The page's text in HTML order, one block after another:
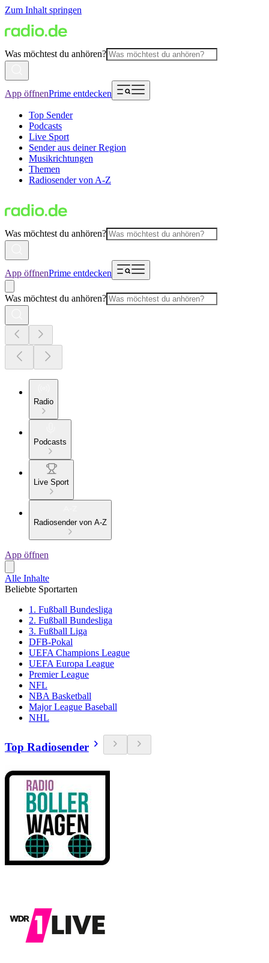
Zum Inhalt springen
Was möchtest du anhören?
App öffnenPrime entdecken
Top Sender
Podcasts
Live Sport
Sender aus deiner Region
Musikrichtungen
Themen
Radiosender von A-Z
Was möchtest du anhören?
App öffnenPrime entdecken
Was möchtest du anhören?
Radio
Podcasts
Live Sport
Radiosender von A-Z
App öffnen
Alle Inhalte
Beliebte Sportarten
1. Fußball Bundesliga
2. Fußball Bundesliga
3. Fußball Liga
DFB-Pokal
UEFA Champions League
UEFA Europa League
Premier League
NFL
NBA Basketball
Major League Baseball
NHL
Top Radiosender